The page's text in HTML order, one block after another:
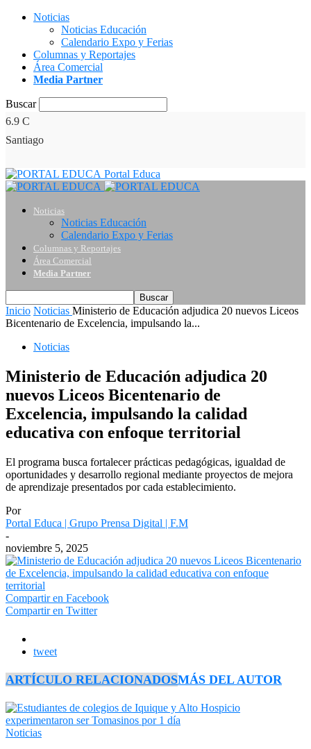
Noticias
Noticias Educación
Calendario Expo y Ferias
Columnas y Reportajes
Área Comercial
Media Partner
Buscar
6.9 C
Santiago
Portal Educa
Noticias
Noticias Educación
Calendario Expo y Ferias
Columnas y Reportajes
Área Comercial
Media Partner
Inicio Noticias Ministerio de Educación adjudica 20 nuevos Liceos
Bicentenario de Excelencia, impulsando la...
Noticias
Ministerio de Educación adjudica 20
nuevos Liceos Bicentenario de
Excelencia, impulsando la calidad
educativa con enfoque territorial
El programa busca fortalecer prácticas pedagógicas, igualdad de
oportunidades y desarrollo regional mediante proyectos de mejora
de aprendizaje presentados por cada establecimiento.
Por
Portal Educa | Grupo Prensa Digital | F.M
-
noviembre 5, 2025
Compartir en Facebook
Compartir en Twitter
tweet
ARTÍCULO RELACIONADOSMÁS DEL AUTOR
Noticias